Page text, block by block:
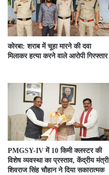
कोरबा: शराब में चूहा मारने की दवा
मिलाकर हत्या करने वाले आरोपी गिरफ्तार
PMGSY-IV में 10 किमी क्लस्टर की
विशेष व्यवस्था का प्रस्ताव, केंद्रीय मंत्री
शिवराज सिंह चौहान ने दिया सकारात्मक